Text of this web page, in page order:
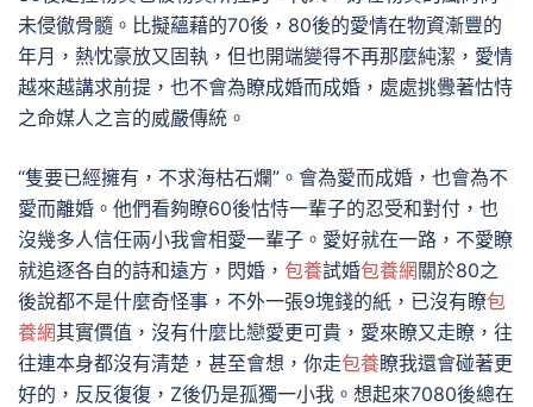
未侵徹骨髓。比擬蘊藉的70後，80後的愛情在物資漸豐的
年月，熱忱豪放又固執，但也開端變得不再那麼純潔，愛情
越來越講求前提，也不會為瞭成婚而成婚，處處挑釁著怙恃
之命媒人之言的威嚴傳統。
“隻要已經擁有，不求海枯石爛”。會為愛而成婚，也會為不
愛而離婚。他們看夠瞭60後怙恃一輩子的忍受和對付，也
沒幾多人信任兩小我會相愛一輩子。愛好就在一路，不愛瞭
就追逐各自的詩和遠方，閃婚， 包養試婚包養網 關於80之
後說都不是什麼奇怪事，不外一張9塊錢的紙，已沒有瞭包
養網其實價值，沒有什麼比戀愛更可貴，愛來瞭又走瞭，往
往連本身都沒有清楚，甚至會想，你走包養瞭我還會碰著更
好的，反反復復，Z後仍是孤獨一小我。想起來7080後總在